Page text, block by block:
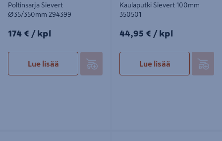
Poltinsarja Sievert
Ø35/350mm 294399
174€/kpl
174 € / kpl
Lue lisää
Kaulaputki Sievert 100mm
350501
44,95€/kpl
44,95 € / kpl
Lue lisää